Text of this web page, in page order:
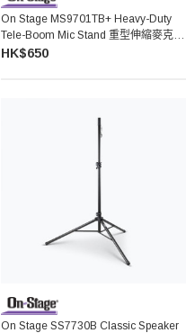
On Stage MS9701TB+ Heavy-Duty
Tele-Boom Mic Stand 重型伸縮麥克風
支架
HK$650
On Stage SS7730B Classic Speaker